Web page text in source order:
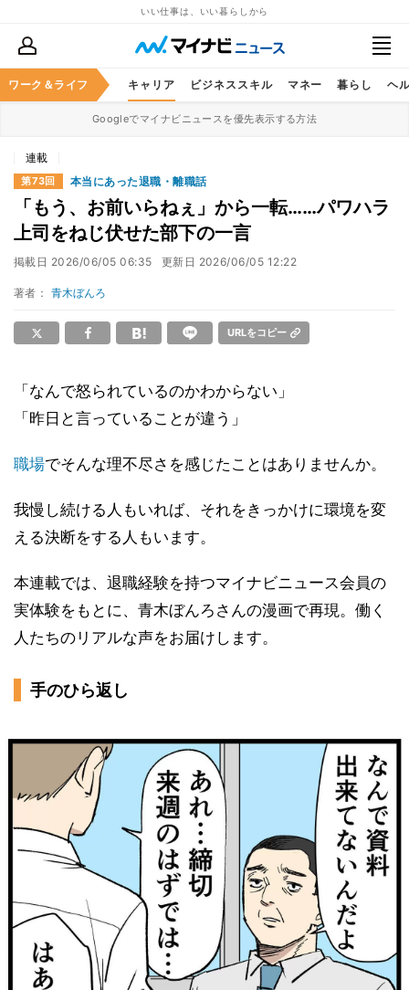
いい仕事は、いい暮らしから
ワーク＆ライフ キャリア ビジネススキル マネー 暮らし ヘ
Googleでマイナビニュースを優先表示する方法
連載
第73回 本当にあった退職・離職話
「もう、お前いらねぇ」から一転……パワハラ
上司をねじ伏せた部下の一言
掲載日 2026/06/05 06:35 更新日 2026/06/05 12:22
著者： 青木ぼんろ
URLをコピー
「なんで怒られているのかわからない」
「昨日と言っていることが違う」
職場でそんな理不尽さを感じたことはありませんか。
我慢し続ける人もいれば、それをきっかけに環境を変
える決断をする人もいます。
本連載では、退職経験を持つマイナビニュース会員の
実体験をもとに、青木ぼんろさんの漫画で再現。働く
人たちのリアルな声をお届けします。
手のひら返し